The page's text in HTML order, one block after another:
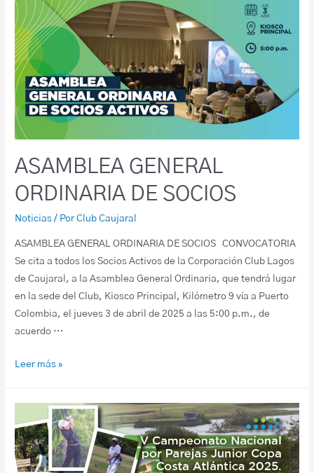
ASAMBLEA GENERAL
ORDINARIA DE SOCIOS
Noticias / PorClub Caujaral
ASAMBLEA GENERAL ORDINARIA DE SOCIOS CONVOCATORIA
Se cita a todos los Socios Activos de la Corporación Club Lagos
de Caujaral, a la Asamblea General Ordinaria, que tendrá lugar
en la sede del Club, Kiosco Principal, Kilómetro 9 vía a Puerto
Colombia, el jueves 3 de abril de 2025 a las 5:00 p.m., de
acuerdo …
Leer más »